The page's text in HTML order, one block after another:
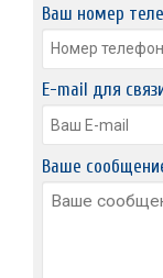
Ваш номер
E-mail для
Ваше